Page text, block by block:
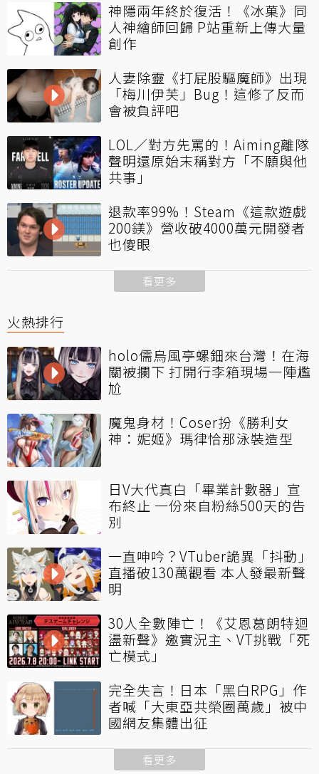
神隱兩年終於復活！《冰菓》同
人神繪師回歸 P站重新上傳大量
創作
人妻除靈《打屁股驅魔師》出現
「梅川伊芙」Bug！這修了反而
會被負評吧
LOL／對方先罵的！Aiming離隊
聲明還原始末稱對方「不願與他
共事」
退款率99%！Steam《這款遊戲
200鎂》營收破4000萬元開發者
也傻眼
看更多
火熱排行
holo儒烏風亭螺鈿來台灣！在海
關被攔下 打開行李箱現場一陣尷
尬
魔鬼身材！Coser扮《勝利女
神：妮姬》瑪律恰那泳裝造型
日V大代真白「畢業計數器」宣
布終止 一份來自粉絲500天的告
別
一直呻吟？VTuber詭異「抖動」
直播破130萬觀看 本人發最新聲
明
30人全數陣亡！《艾恩葛朗特迴
盪新聲》邀實況主、VT挑戰「死
亡模式」
完全失言！日本「黑白RPG」作
者喊「大東亞共榮圈萬歲」被中
國網友集體出征
看更多